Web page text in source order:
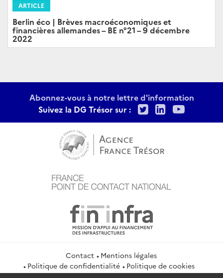
ARTICLE
Berlin éco | Brèves macroéconomiques et
financières allemandes – BE n°21 – 9 décembre
2022
Abonnez-vous à notre lettre d'information
Suivez la DG Trésor sur :
TwitterLinkedIn
Contact
Mentions légales
Politique de confidentialité
Politique de cookies